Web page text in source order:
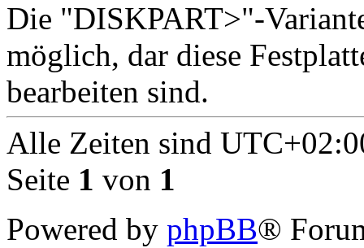
Die "DISKPART>"-
möglich, dar diese
bearbeiten sind.
Alle Zeiten sind
Seite 1 von 1
Powered by phpBB®